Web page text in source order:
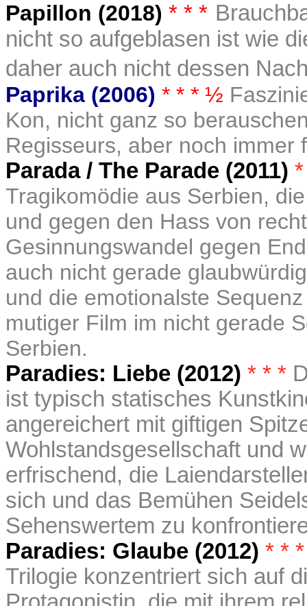
Papillon (2018) * * *
nicht so aufgeblasen ist wie
daher auch nicht dessen
Paprika (2006) * * * ½
Kon, nicht ganz so
Regisseurs, aber noch immer
Parada / The Parade (2011)
Tragikomödie aus Serbien,
und gegen den Hass von
Gesinnungswandel gegen
auch nicht gerade
und die emotionalste
mutiger Film im nicht gerade
Serbien.
Paradies: Liebe (2012) * * *
ist typisch statisches
angereichert mit giftigen
Wohlstandsgesellschaft und
erfrischend, die
sich und das Bemühen
Sehenswertem zu
Paradies: Glaube (2012) * * *
Trilogie konzentriert sich auf